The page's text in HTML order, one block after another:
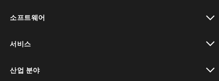
소프트웨어
서비스
산업 분야